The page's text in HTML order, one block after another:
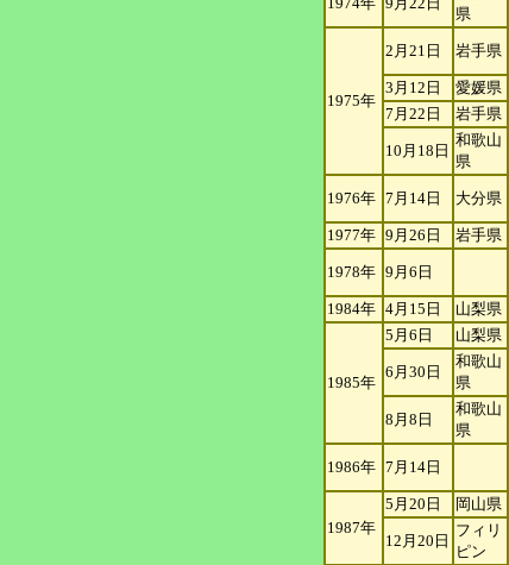
県
1975年
2月21日 岩手県
3月12日 愛媛県
7月22日
岩手県
10月18日
和歌山
県
1976年 7月14日 大分県
1977年 9月26日 岩手県
1978年 9月6日
1984年 4月15日 山梨県
1985年
5月6日 山梨県
6月30日
和歌山
県
8月8日
和歌山
県
1986年 7月14日
1987年
5月20日 岡山県
12月20日
フィリ
ピン